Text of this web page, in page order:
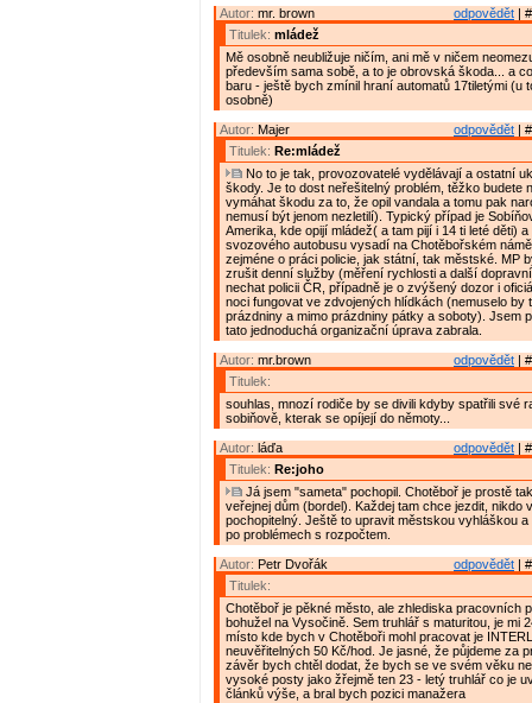
odpovědět |
Autor: mr. brown
Titulek: mládež
Mě osobně neubližuje ničím, ani mě v ničem
především sama sobě, a to je obrovská škoda... a
baru - ještě bych zmínil hraní automatů 17tiletými (u
osobně)
odpovědět |
Autor: Majer
Titulek: Re:mládež
No to je tak, provozovatelé vydělávají a ostatní
škody. Je to dost neřešitelný problém, těžko budete
vymáhat škodu za to, že opil vandala a tomu pak
nemusí být jenom nezletilí). Typický případ je
Amerika, kde opijí mládež( a tam pijí i 14 ti leté děti)
svozového autobusu vysadí na Chotěbořském
zejméne o práci policie, jak státní, tak městské. MP
zrušit denní služby (měření rychlosti a další
nechat policii ČR, případně je o zvýšený dozor i
noci fungovat ve zdvojených hlídkách (nemuselo by
prázdniny a mimo prázdniny pátky a soboty). Jsem
tato jednoduchá organizační úprava zabrala.
odpovědět |
Autor: mr.brown
Titulek:
souhlas, mnozí rodiče by se divili kdyby spatřili své
sobiňově, kterak se opíjejí do němoty...
odpovědět |
Autor: láďa
Titulek: Re:joho
Já jsem "sameta" pochopil. Chotěboř je prostě
veřejnej dům (bordel). Každej tam chce jezdit, nikdo
pochopitelný. Ještě to upravit městskou vyhláškou a
po problémech s rozpočtem.
odpovědět |
Autor: Petr Dvořák
Titulek:
Chotěboř je pěkné město, ale zhlediska pracovních
bohužel na Vysočině. Sem truhlář s maturitou, je mi
místo kde bych v Chotěboři mohl pracovat je
neuvěřitelných 50 Kč/hod. Je jasné, že půjdeme za
závěr bych chtěl dodat, že bych se ve svém věku
vysoké posty jako žřejmě ten 23 - letý truhlář co je
článků výše, a bral bych pozici manažera